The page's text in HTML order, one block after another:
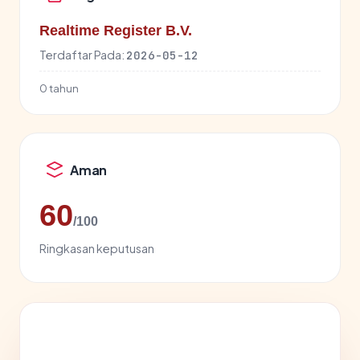
Realtime Register B.V.
Terdaftar Pada: 2026-05-12
0 tahun
Aman
60/100
Ringkasan keputusan